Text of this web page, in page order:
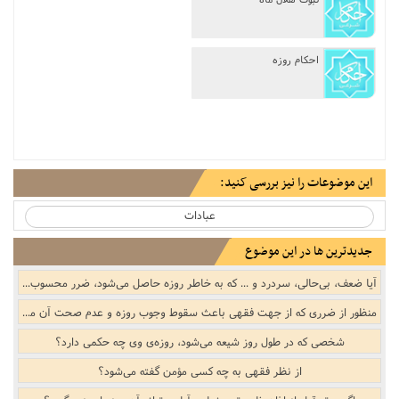
مناسک حج
عبادات
احکام
اعتکاف
زندگی نامه مراجع تقلید
کتابخانه
احکام روزه
این موضوعات را نیز بررسی کنید:
عبادات
جدیدترین ها در این موضوع
آیا ضعف، بی‌حالی، سردرد و ... که به خاطر روزه حاصل می‌شود، ضرر محسوب می‌شود؟
منظور از ضرری که از جهت فقهی باعث سقوط وجوب روزه و عدم صحت آن می‌شود، چیست؟
شخصی که در طول روز شیعه می‌شود، روزه‌ی وی چه حکمی دارد؟
از نظر فقهی به چه کسی مؤمن گفته می‌شود؟